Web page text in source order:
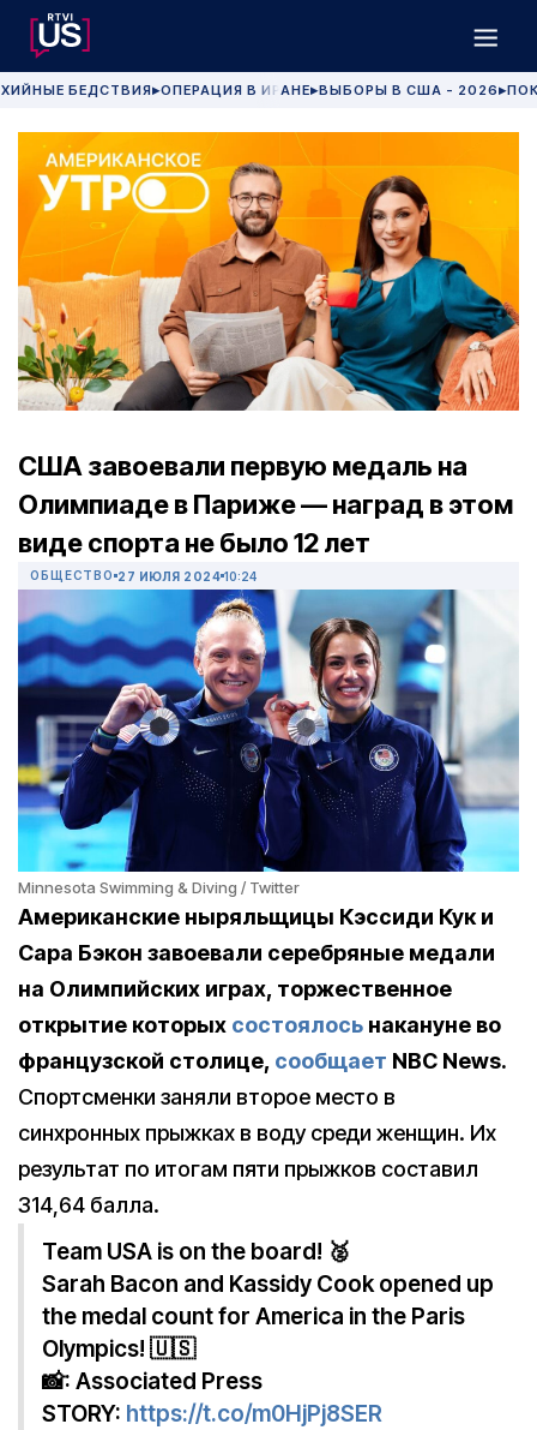
БЕДСТВИЯ▶ОПЕРАЦИЯ В ИРАНЕ▶ВЫБОРЫ В США - 2026 ▶
США завоевали первую медаль на
Олимпиаде в Париже — наград в этом
виде спорта не было 12 лет
ОБЩЕСТВО 27 ИЮЛЯ 2024 10:24
Minnesota Swimming & Diving / Twitter
Американские ныряльщицы Кэссиди Кук и
Сара Бэкон завоевали серебряные медали
на Олимпийских играх, торжественное
открытие которых состоялось накануне во
французской столице, сообщает NBC News.
Спортсменки заняли второе место в
синхронных прыжках в воду среди женщин. Их
результат по итогам пяти прыжков составил
314,64 балла.
Team USA is on the board! 🥈
Sarah Bacon and Kassidy Cook opened up
the medal count for America in the Paris
Olympics! 🇺🇸
📸: Associated Press
STORY: https://t.co/m0HjPj8SER